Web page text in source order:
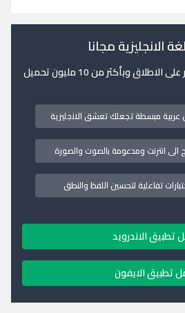
الانجليزية مجانا
وبأكثر من 10 مليون تحميل
عربية مبسطة تجعلك تعشق الانجليزية
الى انترنت ومدعومة بالصوت والصورة
تطبيق الاندرويد
تطبيق الايفون